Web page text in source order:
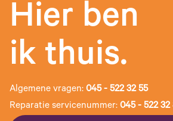
Hier ben
ik thuis.
Algemene vragen: 045 - 522 32 55
Reparatie servicenummer: 045 - 522 32